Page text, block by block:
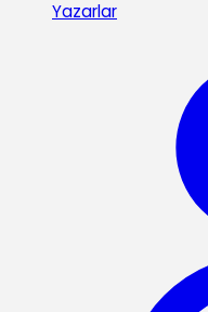
Yazarlar